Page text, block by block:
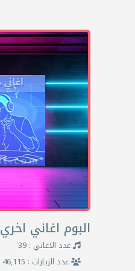
البوم اغاني اخري
عدد الاغاني : 39
عدد الزيارات : 46,115